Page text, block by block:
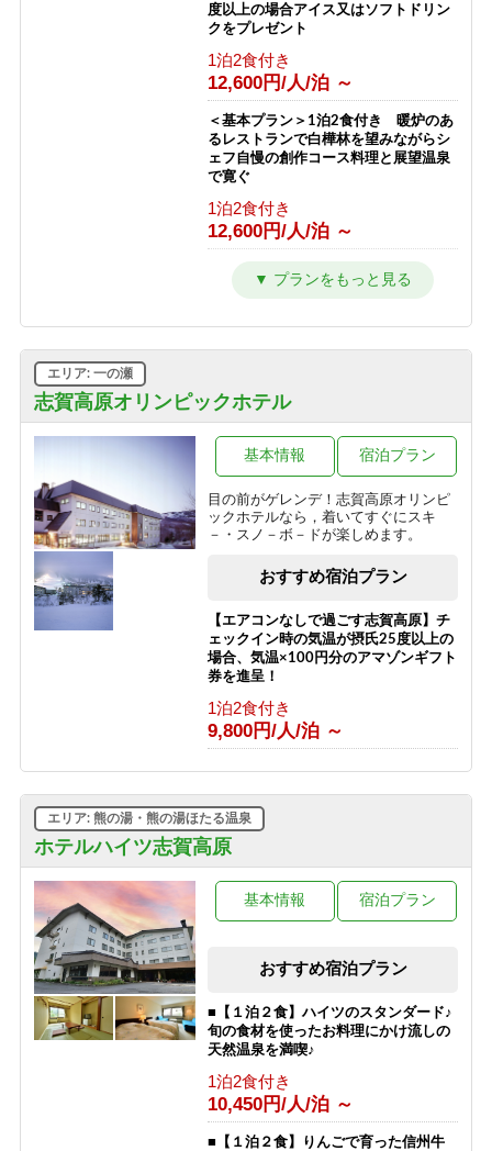
度以上の場合アイス又はソフトドリン
クをプレゼント
1泊2食付き
12,600円/人/泊 ～
＜基本プラン＞1泊2食付き 暖炉のあ
るレストランで白樺林を望みながらシ
ェフ自慢の創作コース料理と展望温泉
で寛ぐ
1泊2食付き
12,600円/人/泊 ～
【2〜3連泊割★10％OFF】シーツ交換
は3日に1回でお得！連泊で志賀高原を
【訳あり＆エコプラン】★お一人様
1000円OFF★お料理少なめ＆エコアメ
ニティでお得（2食付）
1泊2食付き
9,700円/人/泊 ～
【志賀高原100トレイル】応援プラン
素泊まり
志賀高原オリンピックホテル
エリア: 一の瀬
目の前がゲレンデ！志賀高原オリンピ
ックホテルなら，着いてすぐにスキ
－・スノ－ボ－ドが楽しめます。
基本情報 宿泊プラン
おすすめ宿泊プラン
【エアコンなしで過ごす志賀高原】チ
ェックイン時の気温が摂氏25度以上の
場合、気温×100円分のアマゾンギフト
券を進呈！
1泊2食付き
9,800円/人/泊 ～
ホテルハイツ志賀高原
エリア: 熊の湯・熊の湯ほたる温泉
基本情報 宿泊プラン
おすすめ宿泊プラン
■【１泊２食】ハイツのスタンダード♪
旬の食材を使ったお料理にかけ流しの
天然温泉を満喫♪
1泊2食付き
10,450円/人/泊 ～
■【１泊２食】りんごで育った信州牛